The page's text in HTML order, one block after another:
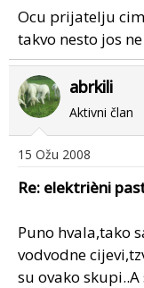
o
o
t
a
Ocu prijatelju
takvo nesto jos
abrkili
Aktivni član
15 Ožu 2008
Re: elektrièni
Puno hvala,tako
vodvodne
su ovako